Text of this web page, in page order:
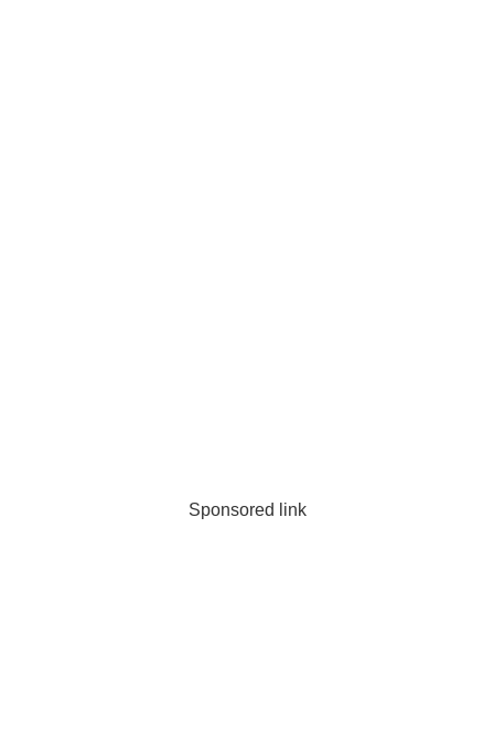
Sponsored link